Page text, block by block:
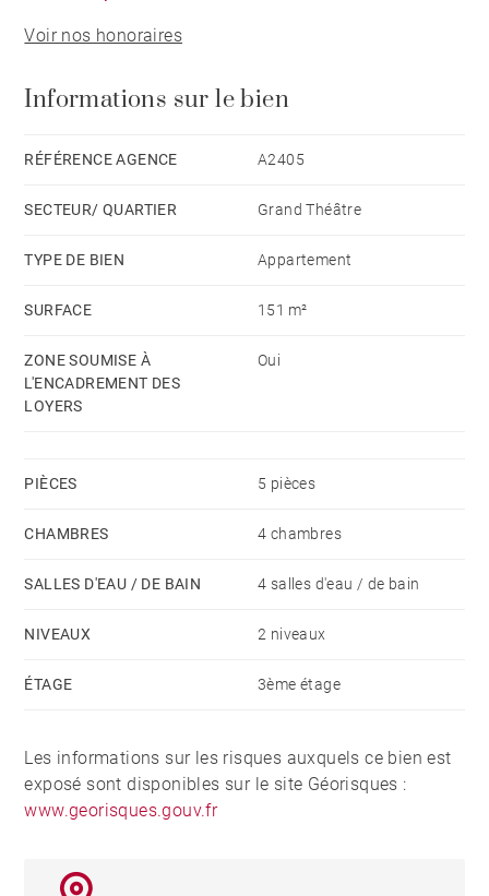
chambre avec salle d'eau, WC invité.
A l'étage supérieur, un palier dessert deux chambres
espace lingerie ainsi qu'une grande terrasse sans vis-
terrasse, climatisation, décoration soignée, 4 pièces
d'eau, ascenseur privé.
Loyer HC : 4 000 €
180 € (entretien des communs, ascenseur, eau froide
et TOM)
dont 3€/m² pr l'état des lieux d'entrée - Bail Code Civil
: 9% du loyer annuel HC + TVA
Voir nos honoraires
Informations sur le bien
RÉFÉRENCE AGENCE A2405
SECTEUR/ QUARTIER Grand Théâtre
TYPE DE BIEN Appartement
SURFACE 151 m²
ZONE SOUMISE À
L'ENCADREMENT DES
LOYERS
Oui
PIÈCES 5 pièces
CHAMBRES 4 chambres
SALLES D'EAU / DE BAIN 4 salles d'eau / de bain
NIVEAUX 2 niveaux
ÉTAGE 3ème étage
Les informations sur les risques auxquels ce bien est
exposé sont disponibles sur le site Géorisques :
www.georisques.gouv.fr